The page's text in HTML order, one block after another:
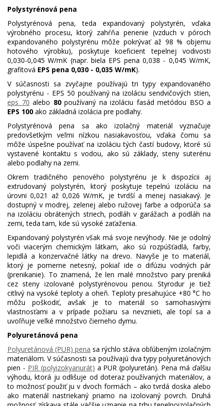
Polystyrénová pena
Polystyrénová pena, teda expandovaný polystyrén, vďaka
výrobného procesu, ktorý zahŕňa penenie (vzduch v póroch
expandovaného polystyrénu môže pokrývať až 98 % objemu
hotového výrobku), poskytuje koeficient tepelnej vodivosti
0,030-0,045 W/mK (napr. biela EPS pena 0,038 - 0,045 W/mK,
grafitová EPS pena 0,030 - 0,035 W/mK).
V súčasnosti sa zvyčajne používajú tri typy expandovaného
polystyrénu - EPS 50 používaný na izoláciu sendvičových stien,
eps 70 alebo 80používaný na izoláciu fasád metódou BSO a
EPS 100 ako základná izolácia pre podlahy.
Polystyrénová pena sa ako izolačný materiál vyznačuje
predovšetkým veľmi nízkou nasiakavosťou, vďaka čomu sa
môže úspešne používať na izoláciu tých častí budovy, ktoré sú
vystavené kontaktu s vodou, ako sú základy, steny suterénu
alebo podlahy na zemi.
Okrem tradičného penového polystyrénu je k dispozícii aj
extrudovaný polystyrén, ktorý poskytuje tepelnú izoláciu na
úrovni 0,021 až 0,026 W/mK, je tvrdší a menej nasiakavý. Je
dostupný v modrej, zelenej alebo ružovej farbe a odporúča sa
na izoláciu obrátených striech, podláh v garážach a podláh na
zemi, teda tam, kde sú vysoké zaťaženia.
Expandovaný polystyrén však má svoje nevýhody. Nie je odolný
voči viacerým chemickým látkam, ako sú rozpúšťadlá, farby,
lepidlá a konzervačné látky na drevo. Navyše je to materiál,
ktorý je pomerne netesný, pokiaľ ide o difúziu vodných pár
(prenikanie). To znamená, že len malé množstvo pary preniká
cez steny izolované polystyrénovou penou. Styrodur je tiež
citlivý na vysoké teploty a oheň. Teploty presahujúce +80 °C ho
môžu poškodiť, avšak je to materiál so samohasivými
vlastnosťami a v prípade požiaru sa nevznieti, ale topí sa a
uvoľňuje veľké množstvo čierneho dymu.
Polyuretánová pena
Polyuretánová (PUR) pena sa rýchlo stáva obľúbeným izolačným
materiálom. V súčasnosti sa používajú dva typy polyuretánových
pien - PIR (polyizokyanurát) a PUR (polyuretán). Pena má ďalšiu
výhodu, ktorá ju odlišuje od doteraz používaných materiálov, a
to možnosť použiť ju v dvoch formách – ako tvrdá doska alebo
ako materiál nastriekaný priamo na izolovaný povrch. Druhá